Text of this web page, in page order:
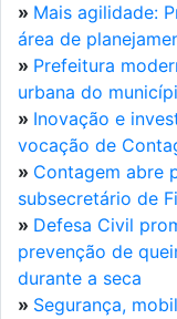
» Mais agilidade:
área de
» Prefeitura
urbana do
» Inovação e
vocação de
» Contagem abre
subsecretário de
» Defesa Civil
prevenção de
durante a seca
» Segurança,